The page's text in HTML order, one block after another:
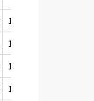
1 152 689
1 154 566
1 152 947
1 150 562